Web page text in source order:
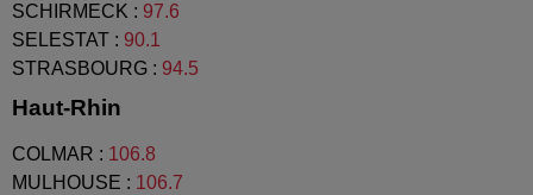
SCHIRMECK : 97.6
SELESTAT : 90.1
STRASBOURG : 94.5
Haut-Rhin
COLMAR : 106.8
MULHOUSE : 106.7